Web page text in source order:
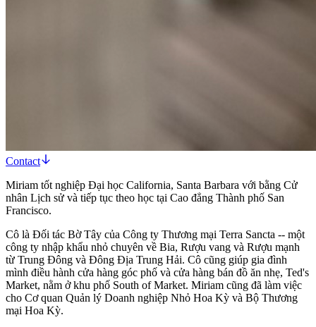
Contact
Miriam tốt nghiệp Đại học California, Santa Barbara với bằng Cử
nhân Lịch sử và tiếp tục theo học tại Cao đẳng Thành phố San
Francisco.
Cô là Đối tác Bờ Tây của Công ty Thương mại Terra Sancta -- một
công ty nhập khẩu nhỏ chuyên về Bia, Rượu vang và Rượu mạnh
từ Trung Đông và Đông Địa Trung Hải. Cô cũng giúp gia đình
mình điều hành cửa hàng góc phố và cửa hàng bán đồ ăn nhẹ, Ted's
Market, nằm ở khu phố South of Market. Miriam cũng đã làm việc
cho Cơ quan Quản lý Doanh nghiệp Nhỏ Hoa Kỳ và Bộ Thương
mại Hoa Kỳ.